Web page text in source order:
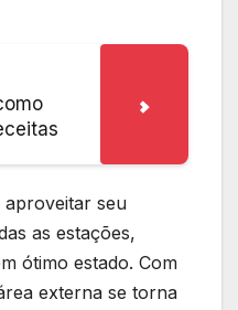
seu
as estações,
ótimo estado. Com
externa se torna